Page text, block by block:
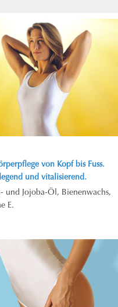
von Kopf bis Fuss.
und vitalisierend.
und Jojoba-Öl, Bienenwachs,
E.